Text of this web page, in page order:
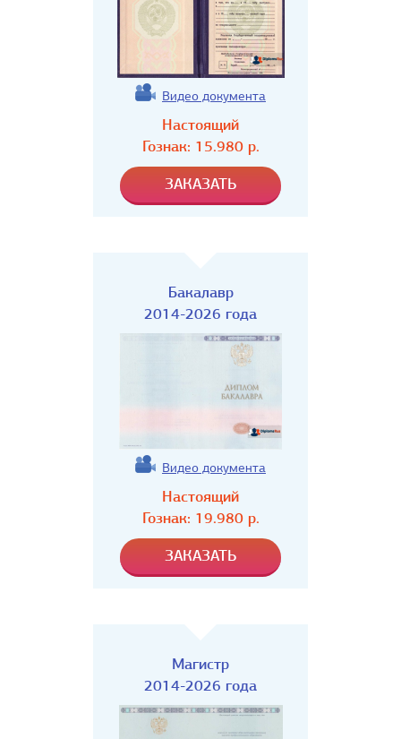
Видео документа
Настоящий
Гознак: 15.980р.
Бакалавр
2014-2026 года
Видео документа
Настоящий
Гознак: 19.980р.
Магистр
2014-2026 года